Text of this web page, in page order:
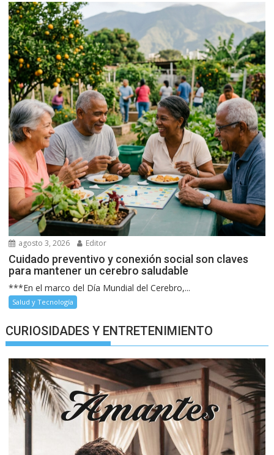
agosto 3, 2026 Editor
Cuidado preventivo y conexión social son claves
para mantener un cerebro saludable
***En el marco del Día Mundial del Cerebro,...
Salud y Tecnología
CURIOSIDADES Y ENTRETENIMIENTO